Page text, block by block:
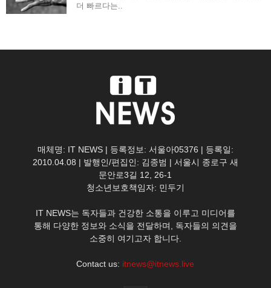
더 빠르다는..
매체명: IT NEWS | 등록정보: 서울아05376 | 등록일:
2010.04.08 | 발행인/편집인: 김종범 | 서울시 종로구 새
문안로3길 12, 26-1
청소년보호책임자: 민두기
IT NEWS는 독자들과 건강한 소통을 이루고 미디어를
통해 다양한 정보와 소식을 전달하며, 독자들의 의견을
소중히 여기고자 합니다.
Contact us: itnews@itnews.live